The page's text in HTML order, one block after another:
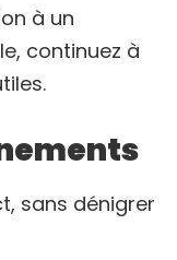
à un
continuez à
sans dénigrer